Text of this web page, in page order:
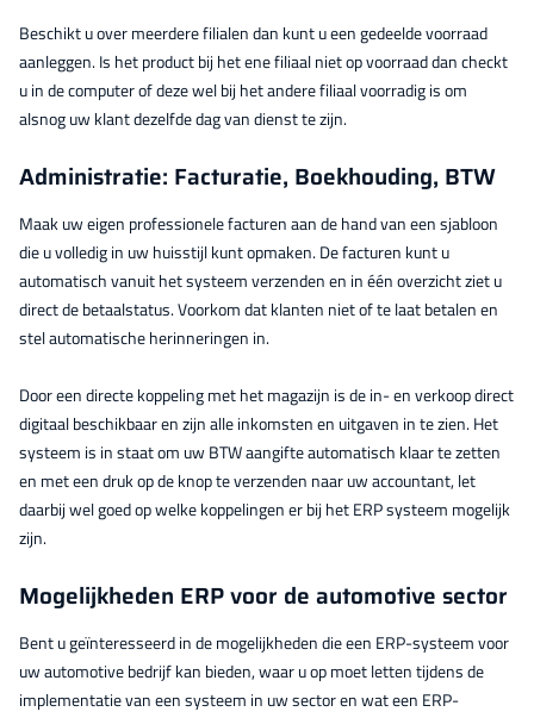
Beschikt u over meerdere filialen dan kunt u een gedeelde voorraad
aanleggen. Is het product bij het ene filiaal niet op voorraad dan checkt
u in de computer of deze wel bij het andere filiaal voorradig is om
alsnog uw klant dezelfde dag van dienst te zijn.
Administratie: Facturatie, Boekhouding, BTW
Maak uw eigen professionele facturen aan de hand van een sjabloon
die u volledig in uw huisstijl kunt opmaken. De facturen kunt u
automatisch vanuit het systeem verzenden en in één overzicht ziet u
direct de betaalstatus. Voorkom dat klanten niet of te laat betalen en
stel automatische herinneringen in.
Door een directe koppeling met het magazijn is de in- en verkoop direct
digitaal beschikbaar en zijn alle inkomsten en uitgaven in te zien. Het
systeem is in staat om uw BTW aangifte automatisch klaar te zetten
en met een druk op de knop te verzenden naar uw accountant, let
daarbij wel goed op welke koppelingen er bij het ERP systeem mogelijk
zijn.
Mogelijkheden ERP voor de automotive sector
Bent u geïnteresseerd in de mogelijkheden die een ERP-systeem voor
uw automotive bedrijf kan bieden, waar u op moet letten tijdens de
implementatie van een systeem in uw sector en wat een ERP-